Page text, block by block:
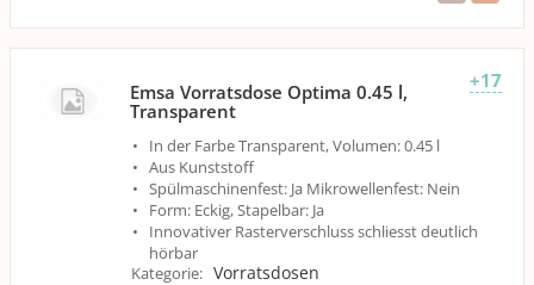
+17
Emsa Vorratsdose Optima 0.45 l,
Transparent
In der Farbe Transparent, Volumen: 0.45 l
Aus Kunststoff
Spülmaschinenfest: Ja Mikrowellenfest: Nein
Form: Eckig, Stapelbar: Ja
Innovativer Rasterverschluss schliesst deutlich
hörbar
Kategorie: Vorratsdosen